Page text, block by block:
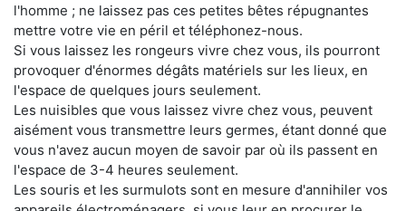
l'homme ; ne laissez pas ces petites bêtes répugnantes
mettre votre vie en péril et téléphonez-nous.
Si vous laissez les rongeurs vivre chez vous, ils pourront
provoquer d'énormes dégâts matériels sur les lieux, en
l'espace de quelques jours seulement.
Les nuisibles que vous laissez vivre chez vous, peuvent
aisément vous transmettre leurs germes, étant donné que
vous n'avez aucun moyen de savoir par où ils passent en
l'espace de 3-4 heures seulement.
Les souris et les surmulots sont en mesure d'annihiler vos